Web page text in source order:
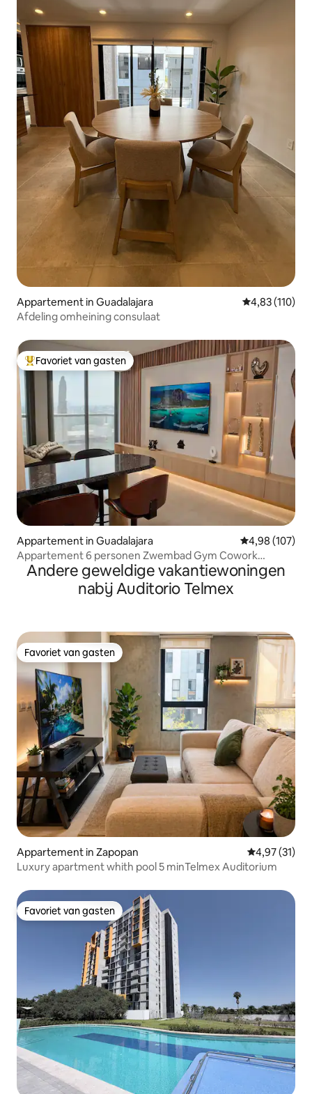
Appartement in Guadalajara Gemiddelde
4,83 (110)
Afdeling omheining consulaat
Topfavoriet van gasten
Favoriet van gasten
Appartement in Guadalajara Gemiddelde
4,98 (107)
Appartement 6 personen Zwembad Gym Cowork
Parking
Andere geweldige vakantiewoningen
nabij Auditorio Telmex
Favoriet van gasten
Favoriet van gasten
Appartement in Zapopan Gemiddelde
4,97 (31)
Luxury apartment whith pool 5 minTelmex Auditorium
Favoriet van gasten
Favoriet van gasten